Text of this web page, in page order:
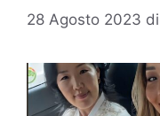
28 Agosto 2023 di